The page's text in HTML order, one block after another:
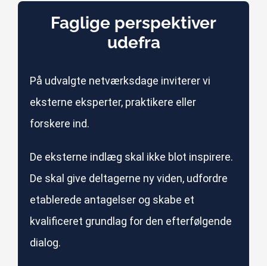
Faglige perspektiver
udefra
På udvalgte netværksdage inviterer vi
eksterne eksperter, praktikere eller
forskere ind.
De eksterne indlæg skal ikke blot inspirere.
De skal give deltagerne ny viden, udfordre
etablerede antagelser og skabe et
kvalificeret grundlag for den efterfølgende
dialog.